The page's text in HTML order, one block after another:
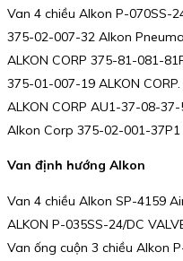
Van 4 chiều Alkon P-070SS-
375-02-007-32 Alkon
ALKON CORP 375-81-081-
375-01-007-19 ALKON CORP.
ALKON CORP AU1-37-08-37-
Alkon Corp 375-02-001-
Van định hướng Alkon
Van 4 chiều Alkon SP-4159
ALKON P-035SS-24/DC
Van ống cuộn 3 chiều Alkon